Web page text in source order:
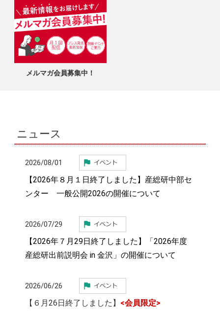
メルマガ会員募集中！
ニュース
2026/08/01
【2026年８月１日終了しました】産総研中部セ
ンター 一般公開2026の開催について
2026/07/29
【2026年７月29日終了しました】「2026年度
産総研出前説明会 in 金沢」の開催について
2026/06/26
【６月26日終了しました】 <会員限定>